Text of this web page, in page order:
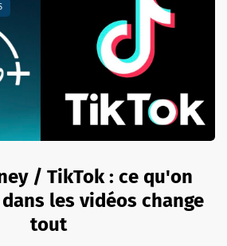
/ TikTok : ce qu'on
les vidéos change
tout